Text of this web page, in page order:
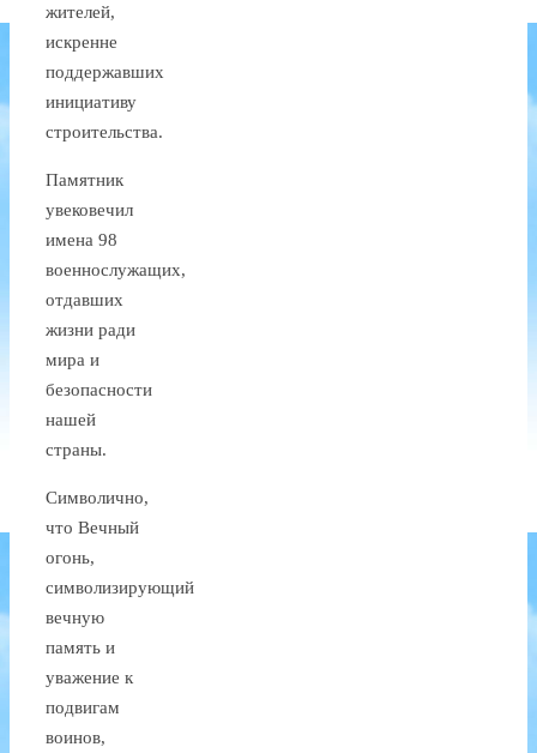
жителей,
искренне
поддержавших
инициативу
строительства.
Памятник
увековечил
имена 98
военнослужащих,
отдавших
жизни ради
мира и
безопасности
нашей
страны.
Символично,
что Вечный
огонь,
символизирующий
вечную
память и
уважение к
подвигам
воинов,